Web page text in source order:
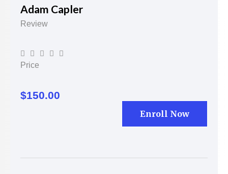
Adam Capler
Review
    
Price
$150.00
Enroll Now